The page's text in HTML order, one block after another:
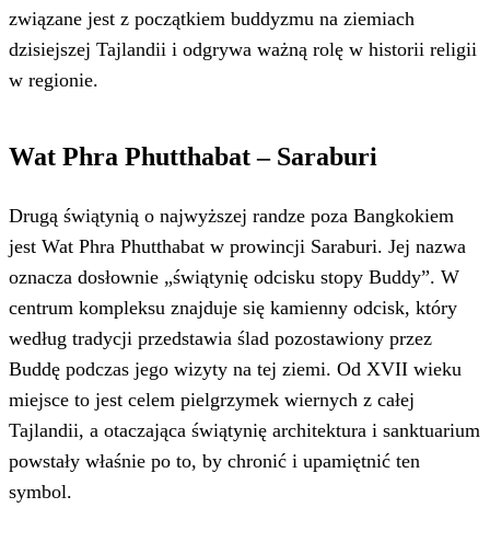
związane jest z początkiem buddyzmu na ziemiach
dzisiejszej Tajlandii i odgrywa ważną rolę w historii religii
w regionie.
Wat Phra Phutthabat – Saraburi
Drugą świątynią o najwyższej randze poza Bangkokiem
jest Wat Phra Phutthabat w prowincji Saraburi. Jej nazwa
oznacza dosłownie „świątynię odcisku stopy Buddy”. W
centrum kompleksu znajduje się kamienny odcisk, który
według tradycji przedstawia ślad pozostawiony przez
Buddę podczas jego wizyty na tej ziemi. Od XVII wieku
miejsce to jest celem pielgrzymek wiernych z całej
Tajlandii, a otaczająca świątynię architektura i sanktuarium
powstały właśnie po to, by chronić i upamiętnić ten
symbol.